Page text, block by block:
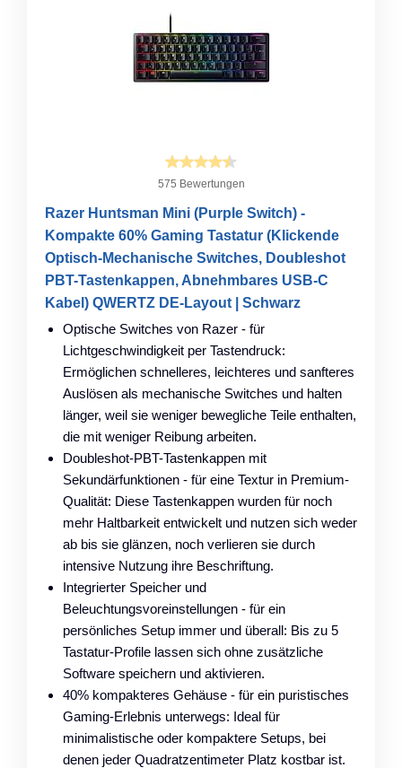
575 Bewertungen
Razer Huntsman Mini (Purple Switch) -
Kompakte 60% Gaming Tastatur (Klickende
Optisch-Mechanische Switches, Doubleshot
PBT-Tastenkappen, Abnehmbares USB-C
Kabel) QWERTZ DE-Layout | Schwarz
Optische Switches von Razer - für
Lichtgeschwindigkeit per Tastendruck:
Ermöglichen schnelleres, leichteres und sanfteres
Auslösen als mechanische Switches und halten
länger, weil sie weniger bewegliche Teile enthalten,
die mit weniger Reibung arbeiten.
Doubleshot-PBT-Tastenkappen mit
Sekundärfunktionen - für eine Textur in Premium-
Qualität: Diese Tastenkappen wurden für noch
mehr Haltbarkeit entwickelt und nutzen sich weder
ab bis sie glänzen, noch verlieren sie durch
intensive Nutzung ihre Beschriftung.
Integrierter Speicher und
Beleuchtungsvoreinstellungen - für ein
persönliches Setup immer und überall: Bis zu 5
Tastatur-Profile lassen sich ohne zusätzliche
Software speichern und aktivieren.
40% kompakteres Gehäuse - für ein puristisches
Gaming-Erlebnis unterwegs: Ideal für
minimalistische oder kompaktere Setups, bei
denen jeder Quadratzentimeter Platz kostbar ist.